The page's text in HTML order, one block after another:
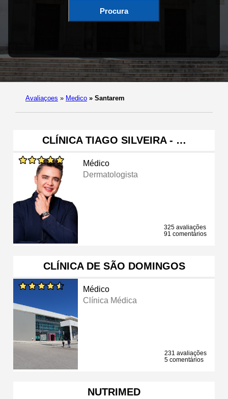
Procura
Avaliaçoes » Medico » Santarem
CLÍNICA TIAGO SILVEIRA - …
Médico
Dermatologista
325 avaliações
91 comentários
CLÍNICA DE SÃO DOMINGOS
Médico
Clínica Médica
231 avaliações
5 comentários
NUTRIMED